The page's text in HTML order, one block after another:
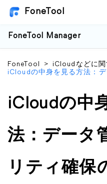
FoneTool
FoneTool Manager
FoneTool > iCloudなどに
iCloudの中身を見る方法：
iCloudの中
法：データ
リティ確保